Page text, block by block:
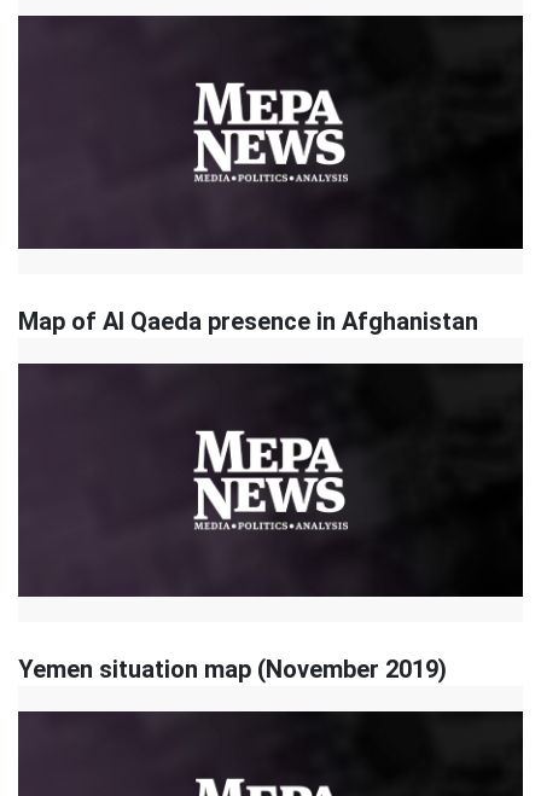
Map of Al Qaeda presence in Afghanistan
Yemen situation map (November 2019)